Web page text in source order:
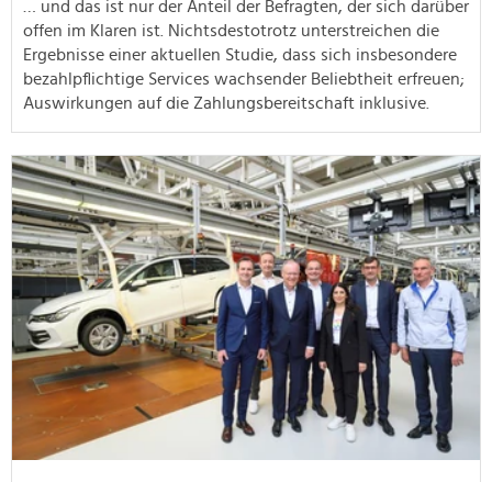
… und das ist nur der Anteil der Befragten, der sich darüber
offen im Klaren ist. Nichtsdestotrotz unterstreichen die
Ergebnisse einer aktuellen Studie, dass sich insbesondere
bezahlpflichtige Services wachsender Beliebtheit erfreuen;
Auswirkungen auf die Zahlungsbereitschaft inklusive.